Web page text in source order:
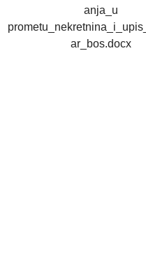
anja_u
ar_bos.docx